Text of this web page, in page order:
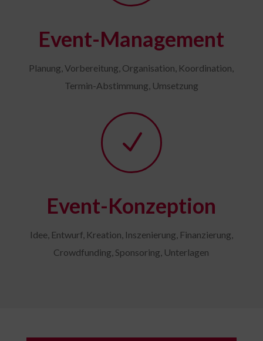
Event-Management
Planung, Vorbereitung, Organisation, Koordination,
Termin-Abstimmung, Umsetzung
N
Event-Konzeption
Idee, Entwurf, Kreation, Inszenierung, Finanzierung,
Crowdfunding, Sponsoring, Unterlagen